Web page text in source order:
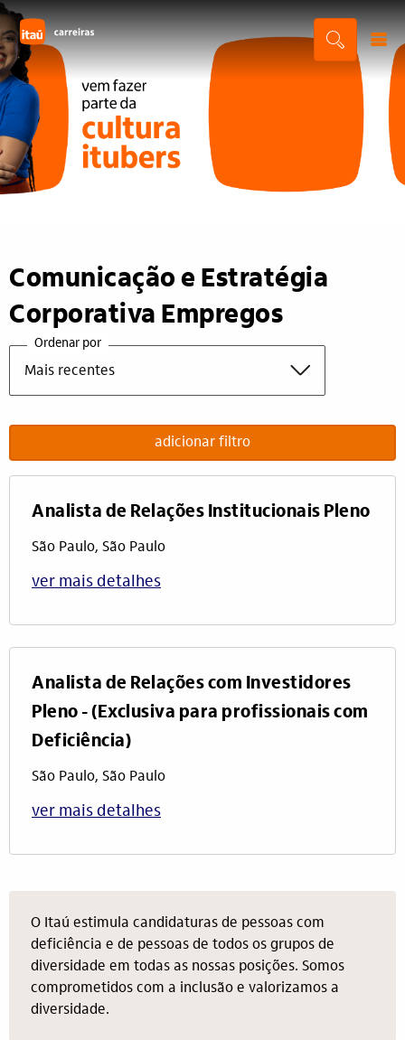
Ordenar por
Comunicação e Estratégia
Corporativa Empregos
adicionar filtro
Analista de Relações Institucionais Pleno
São Paulo, São Paulo
ver mais detalhes
Analista de Relações com Investidores
Pleno - (Exclusiva para profissionais com
Deficiência)
São Paulo, São Paulo
ver mais detalhes
O Itaú estimula candidaturas de pessoas com
deficiência e de pessoas de todos os grupos de
diversidade em todas as nossas posições. Somos
comprometidos com a inclusão e valorizamos a
diversidade.